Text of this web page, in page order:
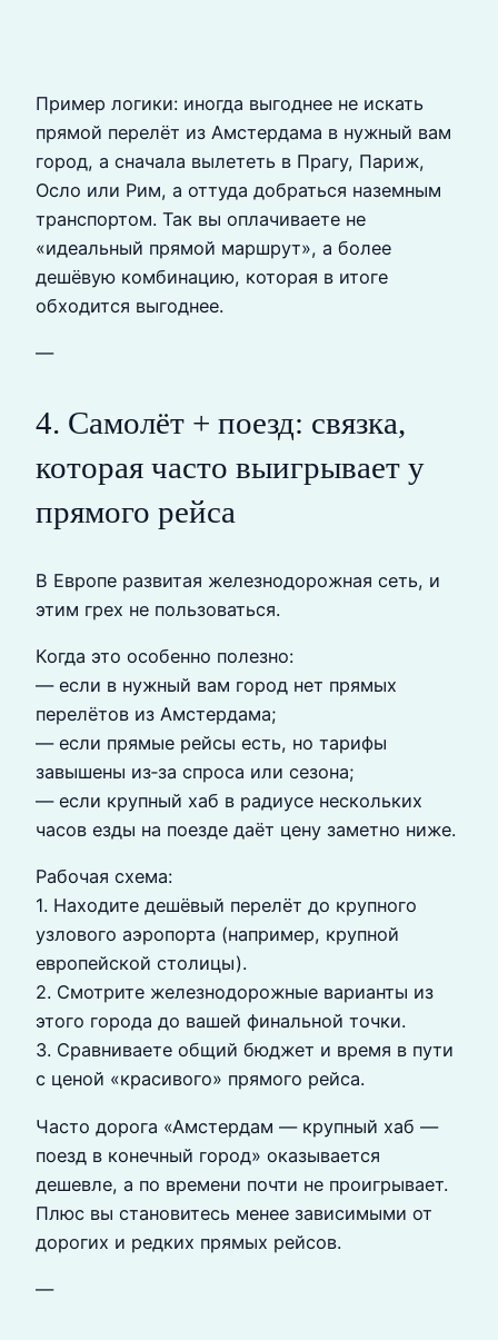
Пример логики: иногда выгоднее не искать
прямой перелёт из Амстердама в нужный вам
город, а сначала вылететь в Прагу, Париж,
Осло или Рим, а оттуда добраться наземным
транспортом. Так вы оплачиваете не
«идеальный прямой маршрут», а более
дешёвую комбинацию, которая в итоге
обходится выгоднее.
—
4. Самолёт + поезд: связка,
которая часто выигрывает у
прямого рейса
В Европе развитая железнодорожная сеть, и
этим грех не пользоваться.
Когда это особенно полезно:
— если в нужный вам город нет прямых
перелётов из Амстердама;
— если прямые рейсы есть, но тарифы
завышены из‑за спроса или сезона;
— если крупный хаб в радиусе нескольких
часов езды на поезде даёт цену заметно ниже.
Рабочая схема:
1. Находите дешёвый перелёт до крупного
узлового аэропорта (например, крупной
европейской столицы).
2. Смотрите железнодорожные варианты из
этого города до вашей финальной точки.
3. Сравниваете общий бюджет и время в пути
с ценой «красивого» прямого рейса.
Часто дорога «Амстердам — крупный хаб —
поезд в конечный город» оказывается
дешевле, а по времени почти не проигрывает.
Плюс вы становитесь менее зависимыми от
дорогих и редких прямых рейсов.
—